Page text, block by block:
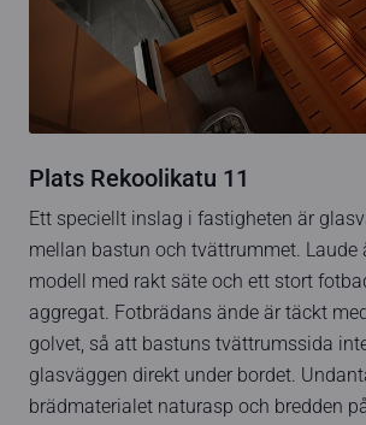
Plats Rekoolikatu 11
Ett speciellt inslag i fastigheten är
mellan bastun och tvättrummet. Laude
modell med rakt säte och ett stort
aggregat. Fotbrädans ände är täckt
golvet, så att bastuns tvättrumssida
glasväggen direkt under bordet.
brädmaterialet naturasp och bredden